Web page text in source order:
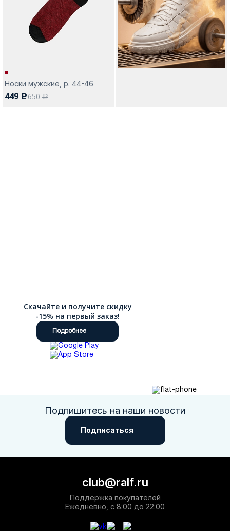
Носки мужские, р. 44-46
449 c650a
Скачайте и получите скидку
-15% на первый заказ!
Подробнее
Подпишитесь на наши новости
Подписаться
club@ralf.ru
Поддержка покупателей
Ежедневно, с 8:00 до 22:00